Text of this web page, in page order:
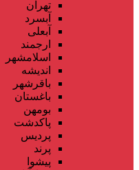
تهران
آبسرد
آبعلی
ارجمند
اسلامشهر
اندیشه
باقرشهر
باغستان
بومهن
پاکدشت
پردیس
پرند
پیشوا